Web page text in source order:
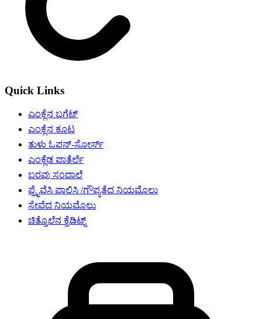
Quick Links
ಎಂಕ್ಲೆನ ಬಗೆಟ್
ಎಂಕ್ಲೆನ ಕೂಟ
ತುಳು ಓಪನ್-ಸೋರ್ಸ್
ಎಂಕ್ಲೆಡ ಪಾತೆರ್ಲೆ
ಬರವು ಸಂದಾಲೆ
ಪ್ರೈವೆಸಿ ಪಾಲಿಸಿ /ಗೌಪ್ಯತೆದ ನಿಯಮೊಲು
ಸೇವೆದ ನಿಯಮೊಲು
ಚಿತ್ರೊಲೆನ ಕ್ರೆಡಿಟ್ಸ್